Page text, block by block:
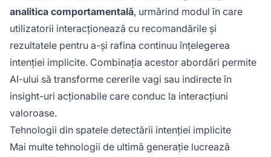
analitica comportamentală, urmărind modul în care
utilizatorii interacționează cu recomandările și
rezultatele pentru a-și rafina continuu înțelegerea
intenției implicite. Combinația acestor abordări permite
AI-ului să transforme cererile vagi sau indirecte în
insight-uri acționabile care conduc la interacțiuni
valoroase.
Tehnologii din spatele detectării intenției implicite
Mai multe tehnologii de ultimă generație lucrează